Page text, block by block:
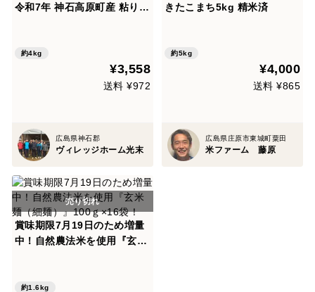
令和7年 神石高原町産 粘りと
約4kg
¥3,558
送料 ¥972
広島県神石郡
ヴィレッジホーム光末
きたこまち5kg 精米済
約5kg
¥4,000
送料 ¥865
広島県庄原市東城町粟田
米ファーム 藤原
賞味期限7月19日のため増量
中！自然農法米を使用『玄米
約1.6kg